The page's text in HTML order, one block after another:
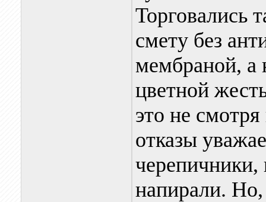
Торговались
смету без
мембраной, а
цветной
это не
отказы
напирали.